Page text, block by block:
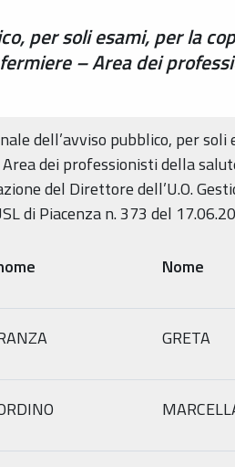
per soli esami, per la
– Area dei
dell’avviso pubblico, per
dei professionisti della
del Direttore dell’U.O.
di Piacenza n. 373 del
Nome
GRETA